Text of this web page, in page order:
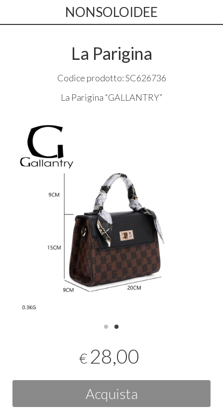
NONSOLOIDEE
La Parigina
Codice prodotto: SC626736
La Parigina “GALLANTRY”
€ 28,00
Acquista